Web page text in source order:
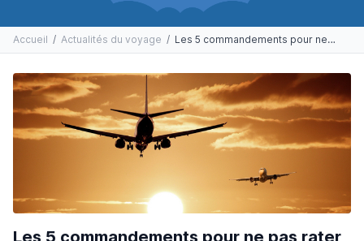
Accueil / Actualités du voyage / Les 5 commandements pour ne pas rater sa correspondance